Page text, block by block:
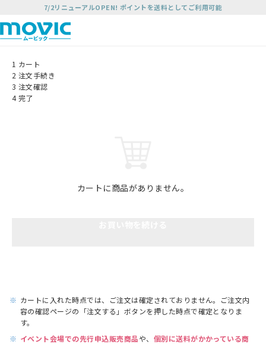
7/2リニューアルOPEN! ポイントを送料としてご利用可能
1 カート
2 注文手続き
3 注文確認
4 完了
カートに商品がありません。
※ カートに入れた時点では、ご注文は確定されておりません。ご注文内
容の確認ページの「注文する」ボタンを押した時点で確定となりま
す。
※ イベント会場での先行申込販売商品や、 個別に送料がかかっている商